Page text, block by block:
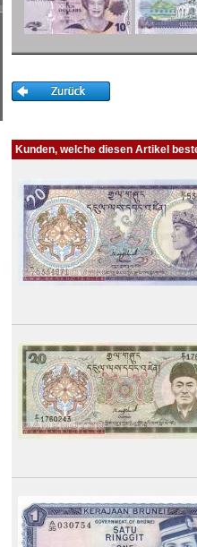
Kunden, welche diesen Artikel